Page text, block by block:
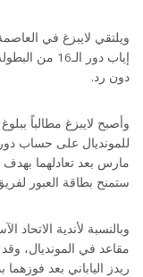
ويلتقي لايبزغ في
إياب دور
دون رد.
وأصبح لايبزغ مطالباً
مارس بعد تعادلهما بهدف
ستمنح بطاقة العبور
وبالنسبة لأندية
مقاعد في المونديال،